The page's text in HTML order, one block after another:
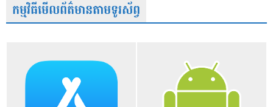
កម្មវិធីមើលព័ត៌មានតាមទូរស័ព្វ